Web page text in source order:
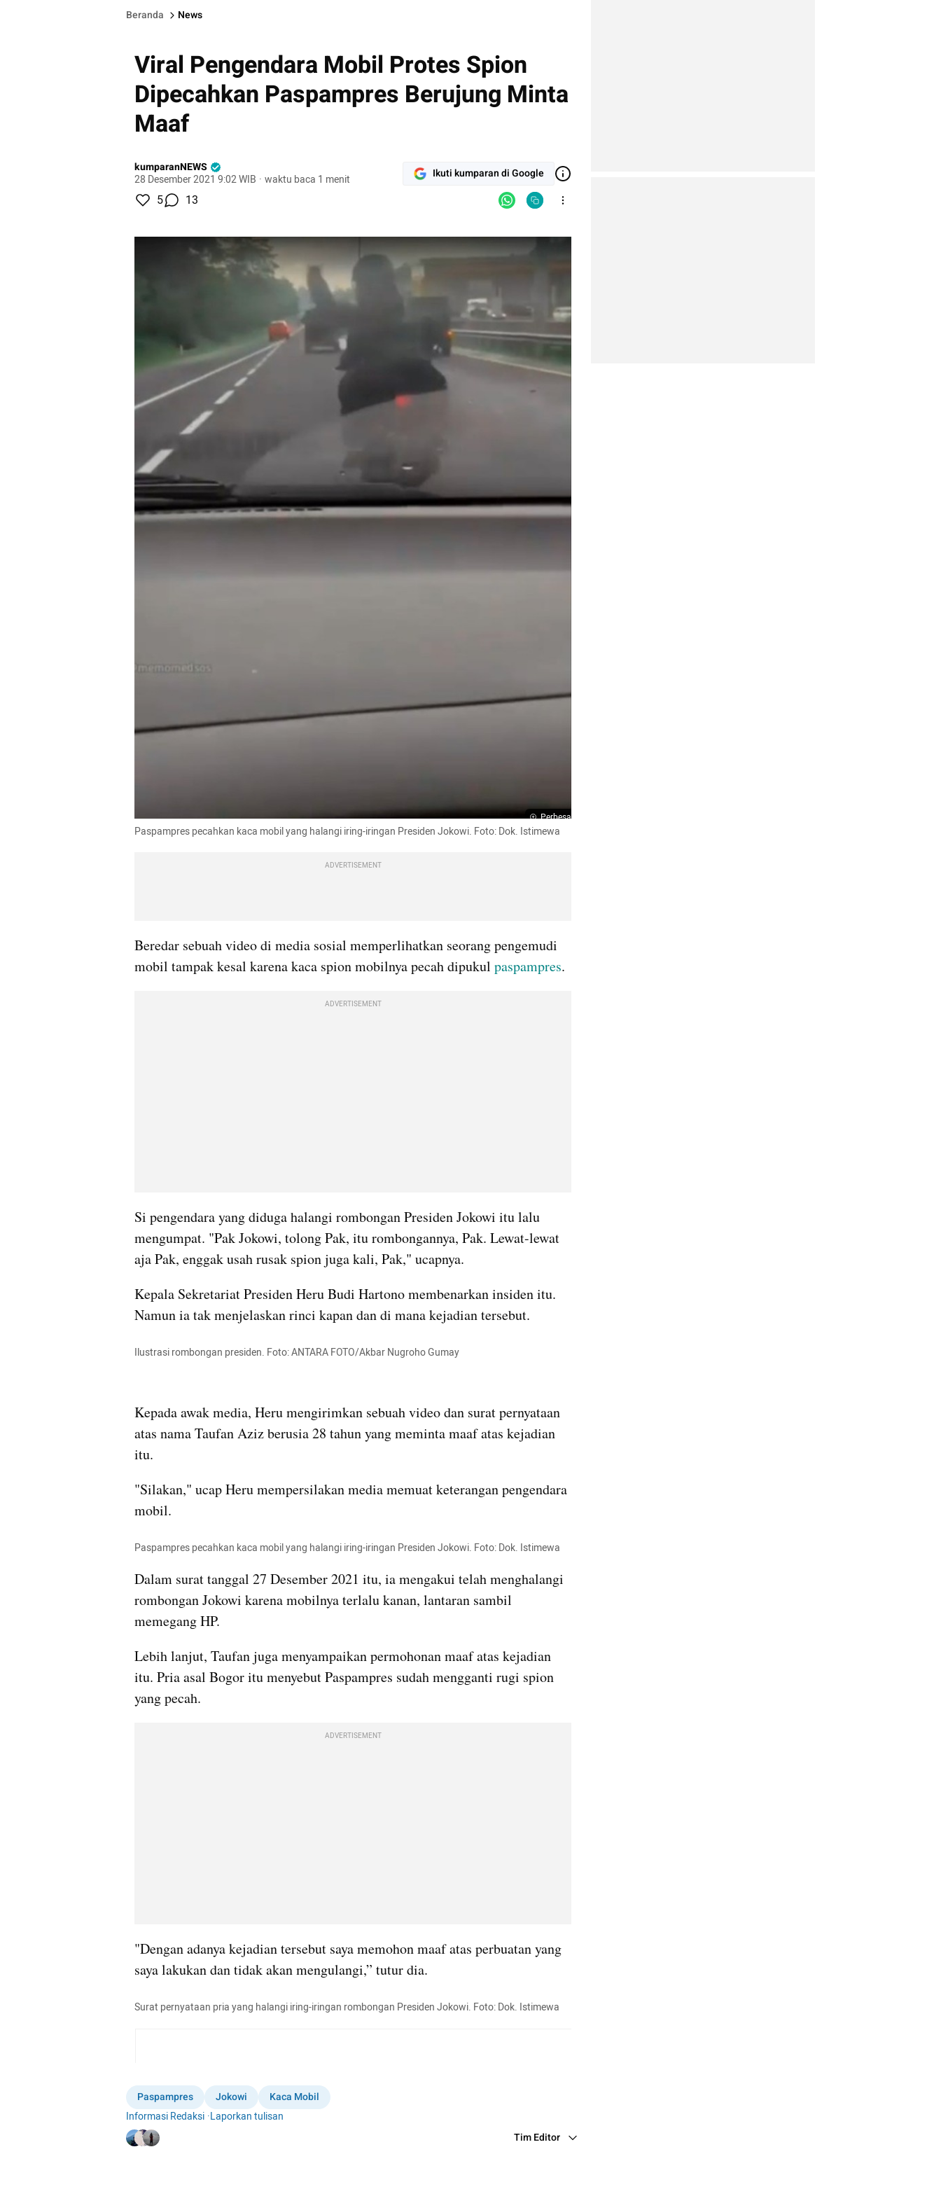
Beranda News
Viral Pengendara Mobil Protes Spion
Dipecahkan Paspampres Berujung Minta
Maaf
kumparanNEWS
28 Desember 2021 9:02 WIB · waktu baca 1 menit Ikuti kumparan di Google
5 13
Perbesar
Paspampres pecahkan kaca mobil yang halangi iring-iringan Presiden Jokowi. Foto: Dok. Istimewa
ADVERTISEMENT
Beredar sebuah video di media sosial memperlihatkan seorang pengemudi
mobil tampak kesal karena kaca spion mobilnya pecah dipukul paspampres.
ADVERTISEMENT
Si pengendara yang diduga halangi rombongan Presiden Jokowi itu lalu
mengumpat. "Pak Jokowi, tolong Pak, itu rombongannya, Pak. Lewat-lewat
aja Pak, enggak usah rusak spion juga kali, Pak," ucapnya.
Kepala Sekretariat Presiden Heru Budi Hartono membenarkan insiden itu.
Namun ia tak menjelaskan rinci kapan dan di mana kejadian tersebut.
Ilustrasi rombongan presiden. Foto: ANTARA FOTO/Akbar Nugroho Gumay
Kepada awak media, Heru mengirimkan sebuah video dan surat pernyataan
atas nama Taufan Aziz berusia 28 tahun yang meminta maaf atas kejadian
itu.
"Silakan," ucap Heru mempersilakan media memuat keterangan pengendara
mobil.
Paspampres pecahkan kaca mobil yang halangi iring-iringan Presiden Jokowi. Foto: Dok. Istimewa
Dalam surat tanggal 27 Desember 2021 itu, ia mengakui telah menghalangi
rombongan Jokowi karena mobilnya terlalu kanan, lantaran sambil
memegang HP.
Lebih lanjut, Taufan juga menyampaikan permohonan maaf atas kejadian
itu. Pria asal Bogor itu menyebut Paspampres sudah mengganti rugi spion
yang pecah.
ADVERTISEMENT
"Dengan adanya kejadian tersebut saya memohon maaf atas perbuatan yang
saya lakukan dan tidak akan mengulangi,” tutur dia.
Surat pernyataan pria yang halangi iring-iringan rombongan Presiden Jokowi. Foto: Dok. Istimewa
Paspampres Jokowi
Kaca Mobil
Informasi Redaksi ·Laporkan tulisan
Tim Editor